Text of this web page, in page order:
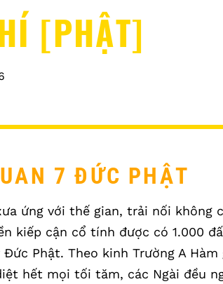
[PHẬT]
7 ĐỨC PHẬT
ứng với thế gian, trải nối
kiếp cận cổ tính được có 1.000
Phật. Theo kinh Trường A
hết mọi tối tăm, các Ngài đều